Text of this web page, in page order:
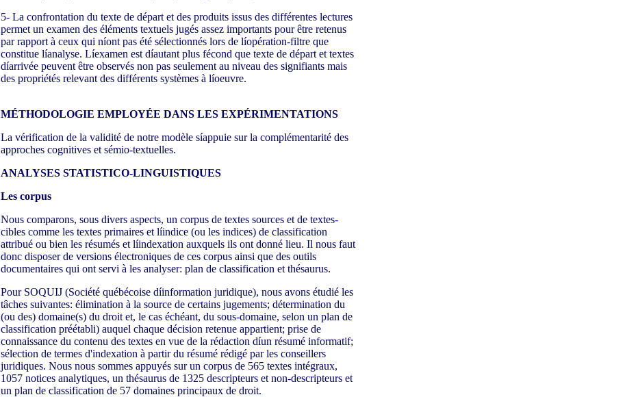
5- La confrontation du texte de départ et des produits issus des différentes lectures
permet un examen des éléments textuels jugés assez importants pour être retenus
par rapport à ceux qui níont pas été sélectionnés lors de líopération-filtre que
constitue líanalyse. Líexamen est díautant plus fécond que texte de départ et textes
díarrivée peuvent être observés non pas seulement au niveau des signifiants mais
des propriétés relevant des différents systèmes à líoeuvre.
MÉTHODOLOGIE EMPLOYÉE DANS LES EXPÉRIMENTATIONS
La vérification de la validité de notre modèle síappuie sur la complémentarité des
approches cognitives et sémio-textuelles.
ANALYSES STATISTICO-LINGUISTIQUES
Les corpus
Nous comparons, sous divers aspects, un corpus de textes sources et de textes-
cibles comme les textes primaires et líindice (ou les indices) de classification
attribué ou bien les résumés et líindexation auxquels ils ont donné lieu. Il nous faut
donc disposer de versions électroniques de ces corpus ainsi que des outils
documentaires qui ont servi à les analyser: plan de classification et thésaurus.
Pour SOQUIJ (Société québécoise díinformation juridique), nous avons étudié les
tâches suivantes: élimination à la source de certains jugements; détermination du
(ou des) domaine(s) du droit et, le cas échéant, du sous-domaine, selon un plan de
classification préétabli) auquel chaque décision retenue appartient; prise de
connaissance du contenu des textes en vue de la rédaction díun résumé informatif;
sélection de termes d'indexation à partir du résumé rédigé par les conseillers
juridiques. Nous nous sommes appuyés sur un corpus de 565 textes intégraux,
1057 notices analytiques, un thésaurus de 1325 descripteurs et non-descripteurs et
un plan de classification de 57 domaines principaux de droit.